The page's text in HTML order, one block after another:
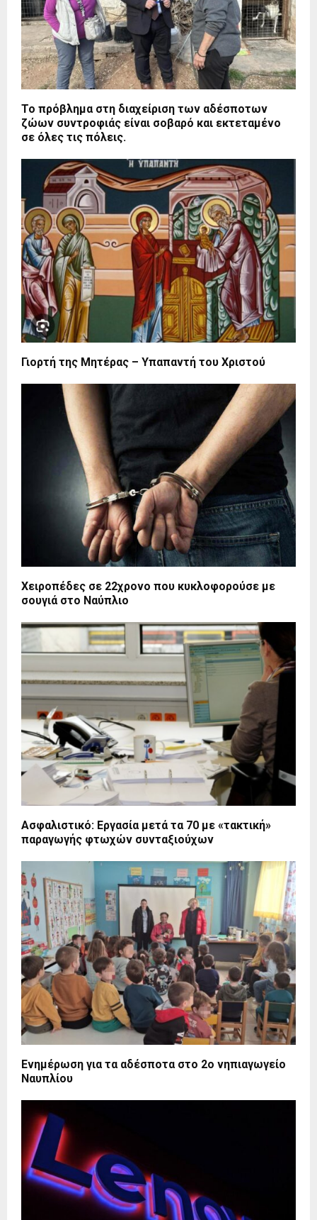
Το πρόβλημα στη διαχείριση των αδέσποτων
ζώων συντροφιάς είναι σοβαρό και εκτεταμένο
σε όλες τις πόλεις.
Γιορτή της Μητέρας – Υπαπαντή του Χριστού
Χειροπέδες σε 22χρονο που κυκλοφορούσε με
σουγιά στο Ναύπλιο
Ασφαλιστικό: Εργασία μετά τα 70 με «τακτική»
παραγωγής φτωχών συνταξιούχων
Ενημέρωση για τα αδέσποτα στο 2ο νηπιαγωγείο
Ναυπλίου